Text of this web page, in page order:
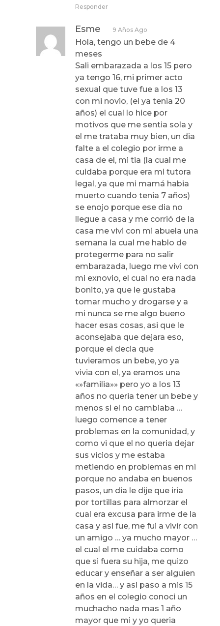
Responder
Esme 9 Años Ago
Hola, tengo un bebe de 4
meses
Sali embarazada a los 15 pero
ya tengo 16, mi primer acto
sexual que tuve fue a los 13
con mi novio, (el ya tenia 20
años) el cual lo hice por
motivos que me sentia sola y
el me trataba muy bien, un dia
falte a el colegio por irme a
casa de el, mi tia (la cual me
cuidaba porque era mi tutora
legal, ya que mi mamá habia
muerto cuando tenia 7 años)
se enojo porque ese dia no
llegue a casa y me corrió de la
casa me vivi con mi abuela una
semana la cual me hablo de
protegerme para no salir
embarazada, luego me vivi con
mi exnovio, el cual no era nada
bonito, ya que le gustaba
tomar mucho y drogarse y a
mi nunca se me algo bueno
hacer esas cosas, asi que le
aconsejaba que dejara eso,
porque el decia que
tuvieramos un bebe, yo ya
vivia con el, ya eramos una
«»familia»» pero yo a los 13
años no queria tener un bebe y
menos si el no cambiaba …
luego comence a tener
problemas en la comunidad, y
como vi que el no queria dejar
sus vicios y me estaba
metiendo en problemas en mi
porque no andaba en buenos
pasos, un dia le dije que iria
por tortillas para almorzar el
cual era excusa para irme de la
casa y asi fue, me fui a vivir con
un amigo … ya mucho mayor …
el cual el me cuidaba como
que si fuera su hija, me quizo
educar y enseñar a ser alguien
en la vida… y asi paso a mis 15
años en el colegio conoci un
muchacho nada mas 1 año
mayor que mi y yo queria